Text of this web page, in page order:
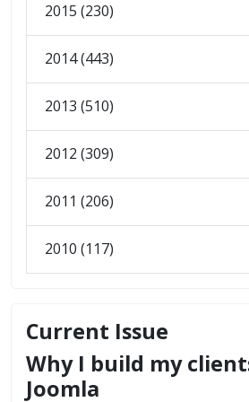
2015 (230)
2014 (443)
2013 (510)
2012 (309)
2011 (206)
2010 (117)
Current Issue
Why I build my
Joomla